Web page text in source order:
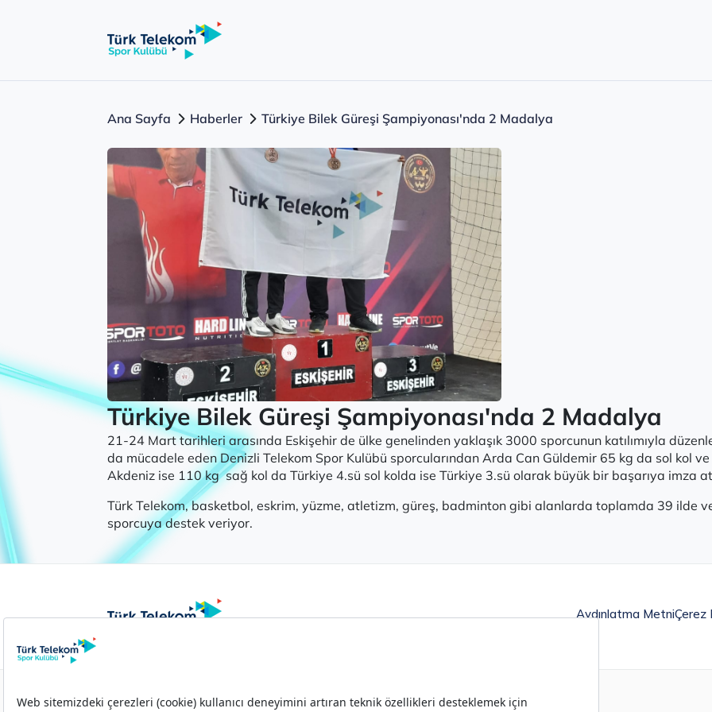
Ana Sayfa Haberler Türkiye Bilek Güreşi Şampiyonası'nda 2 Madalya
Türkiye Bilek Güreşi Şampiyonası'nda 2 Madalya
21-24 Mart tarihleri arasında Eskişehir de ülke genelinden yaklaşık 3000 sporcunun katılımıyla
da mücadele eden Denizli Telekom Spor Kulübü sporcularından Arda Can Güldemir 65 kg da sol kol
Akdeniz ise 110 kg sağ kol da Türkiye 4.sü sol kolda ise Türkiye 3.sü olarak büyük bir başarıya imza
Türk Telekom, basketbol, eskrim, yüzme, atletizm, güreş, badminton gibi alanlarda toplamda 39 ilde
sporcuya destek veriyor.
Aydınlatma MetniÇerez